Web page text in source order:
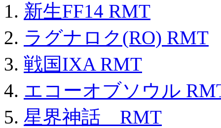
新生FF14 RMT
ラグナロク(RO) RMT
戦国IXA RMT
エコーオブソウル
星界神話 RMT